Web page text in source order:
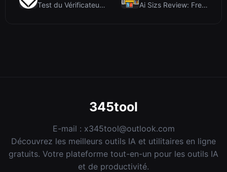
Test du Vérificateur de Force des Mots de Passe d'...
Ai Sizs Review: Free, Private Image Similarity & B...
345tool
E-mail : x345tool@outlook.com
Découvrez les meilleurs outils IA et utilitaires en ligne
gratuits. Votre plateforme tout-en-un pour les outils IA
et de productivité.